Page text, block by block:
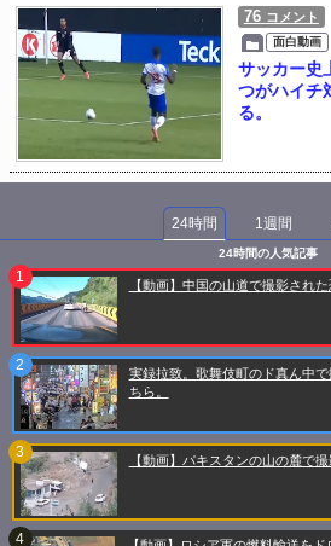
76 コメント
面白動画
サッカー史
つがハイチ
る。
24時間 1週間
24時間の人気記事
【動画】中国の山道で撮影され
実録拉致。歌舞伎町のド真ん中
ちら。
【動画】パキスタンの山の麓で